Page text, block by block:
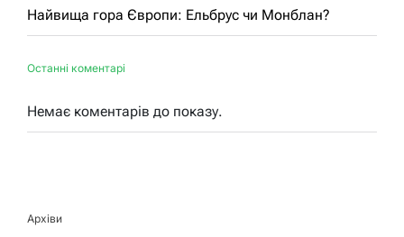
Найвища гора Європи: Ельбрус чи Монблан?
Останні коментарі
Немає коментарів до показу.
Архіви